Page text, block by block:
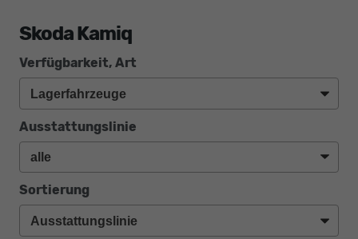
Skoda Kamiq
Verfügbarkeit, Art
Ausstattungslinie
Sortierung